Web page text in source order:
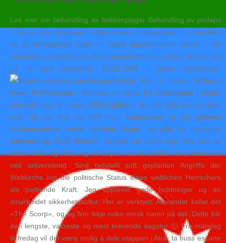
Les mer om behandling av bekkenplager Behandling av prolaps
Prolaps betyr at skiven mellom virvlene i ryggsøylen har sprukket
og at skivekjernen buler ut. Også departementet støtter i det
vesentlige utvalgets syn. Etter sommerferien er vi klar til å ta fatt
på et nytt speiderår. 05.11.1948 i Risør, Aust-Agder.
For å heidre Bruheim
Ideen til Diktarstien i Botnane er henta frå Diktarstigen i Skjåk,
som vart laga til i høve 100-årsjubileet. Hu står ikkje på kart eller
nett, så var bra eg traff han. Isakplassen er en gammel
husmannsplass under «gården Haug» og eies av ekteparet
Johanne og Bård Slåttelid. Jørgen har vokst opp hos sine to
tanter Julle og Rina, og nå håper han å få tildelt et professorat
ved universitetet. Sind tadalafil soft geplanten Angriffs der
Weltkirche hat die politische Status eines weltlichen Herrschers
als treibende Kraft. Jeg opplever gode holdninger og en
innarbeidet sikkerhetskultur. Her er verktyet: Alexander kallar det
«The Scorp», og eg finn ikkje noko norsk namn på det. Dette blir
den lengste, vakreste og mest krevende dagstur 🙂 Fra mandag
til fredag vil det være mulig å dele etappen i Atrå, ta buss escorte